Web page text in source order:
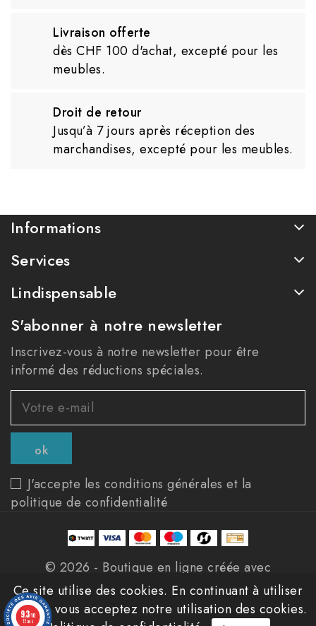
Livraison offerte
dès CHF 100 d'achat, excepté pour les
meubles.
Droit de retour
Jusqu’à 7 jours après réception des
marchandises, excepté pour les meubles.
Informations
Services
Lindispensable
S'abonner à notre newsletter
Inscrivez-vous à notre newsletter pour être
informé des réductions spéciales.
J'accepte les conditions générales et la
politique de confidentialité
Ce site utilise des cookies. En continuant à utiliser
ce site, vous acceptez notre utilisation des cookies.
© 2026 - Boutique en ligne créée avec
PrestaShop™
9.3/10
12 avis